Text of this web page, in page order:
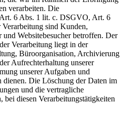
verarbeiten. Die
6 Abs. 1 lit. c. DSGVO, Art. 6
sind Kunden,
und Websitebesucher betroffen. Der
Verarbeitung liegt in der
Büroorganisation, Archivierung
Aufrechterhaltung unserer
unserer Aufgaben und
dienen. Die Löschung der Daten im
und die vertragliche
diesen Verarbeitungstätigkeiten